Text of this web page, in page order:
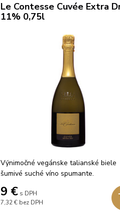
Le Contesse Cuvée Extra
11% 0,75l
Výnimočné vegánske talianské biele
šumivé suché víno spumante.
9 € s DPH
7,32 € bez DPH